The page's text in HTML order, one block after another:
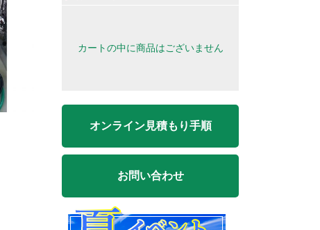
カートの中に商品はございません
オンライン見積もり手順
お問い合わせ